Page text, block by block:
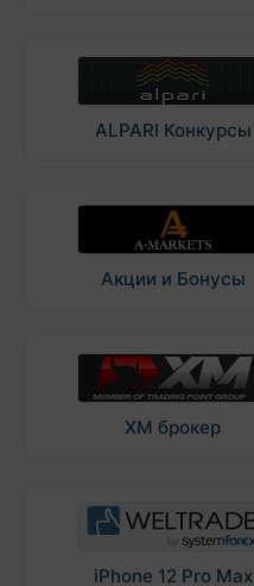
ALPARI Конкурсы
Акции и Бонусы
XM брокер
iPhone 12 Pro Max